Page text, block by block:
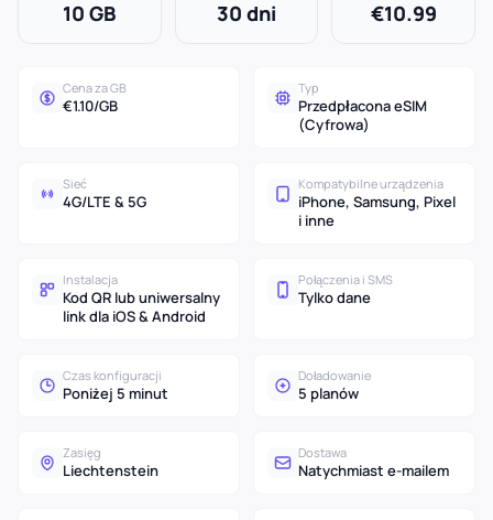
10 GB 30 dni €10.99
Cena za GB
€1.10/GB
Typ
Przedpłacona eSIM
(Cyfrowa)
Sieć
4G/LTE & 5G
Kompatybilne urządzenia
iPhone, Samsung, Pixel
i inne
Instalacja
Kod QR lub uniwersalny
link dla iOS & Android
Połączenia i SMS
Tylko dane
Czas konfiguracji
Poniżej 5 minut
Doładowanie
5 planów
Zasięg
Liechtenstein
Dostawa
Natychmiast e-mailem